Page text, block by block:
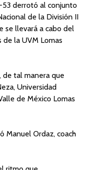
derrotó al conjunto
de la División II
se llevará a cabo del
la UVM Lomas
de tal manera que
Universidad
de México Lomas
Manuel Ordaz, coach